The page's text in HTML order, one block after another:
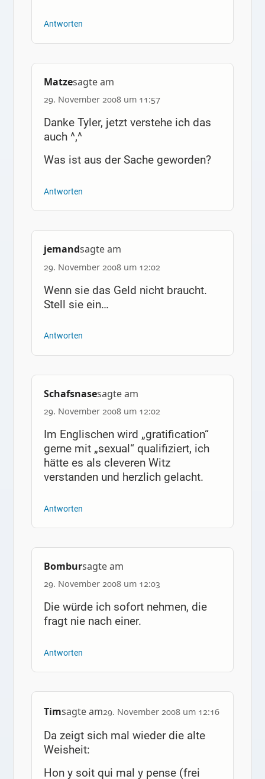
Antworten
Matzesagte am
29. November 2008 um 11:57
Danke Tyler, jetzt verstehe ich das
auch ^,^
Was ist aus der Sache geworden?
Antworten
jemandsagte am
29. November 2008 um 12:02
Wenn sie das Geld nicht braucht.
Stell sie ein…
Antworten
Schafsnasesagte am
29. November 2008 um 12:02
Im Englischen wird „gratification“
gerne mit „sexual“ qualifiziert, ich
hätte es als cleveren Witz
verstanden und herzlich gelacht.
Antworten
Bombursagte am
29. November 2008 um 12:03
Die würde ich sofort nehmen, die
fragt nie nach einer.
Antworten
Timsagte am29. November 2008 um 12:16
Da zeigt sich mal wieder die alte
Weisheit:
Hon y soit qui mal y pense (frei